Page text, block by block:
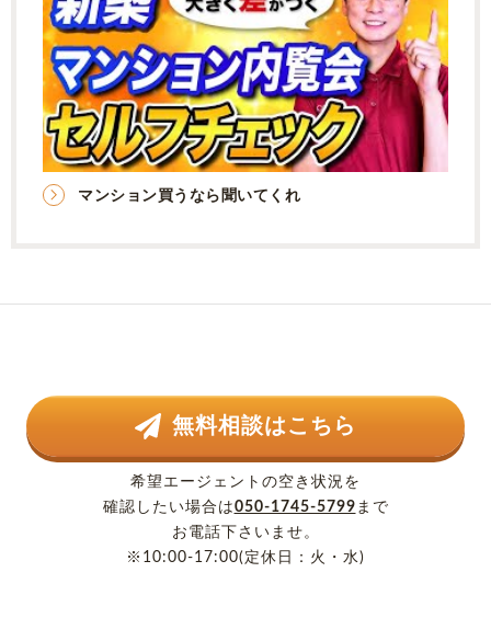
マンション買うなら聞いてくれ
無料相談はこちら
希望エージェントの空き状況を
確認したい場合は050-1745-5799 まで
お電話下さいませ。
※10:00-17:00(定休日：火・水)